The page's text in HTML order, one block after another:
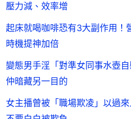
壓力減、效率增
起床就喝咖啡恐有3大副作用！
時機提神加倍
變態男手淫「對準女同事水壺
仲暗藏另一目的
女主播曾被「職場欺凌」以過